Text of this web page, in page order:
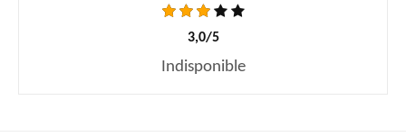
3,0/5
Indisponible